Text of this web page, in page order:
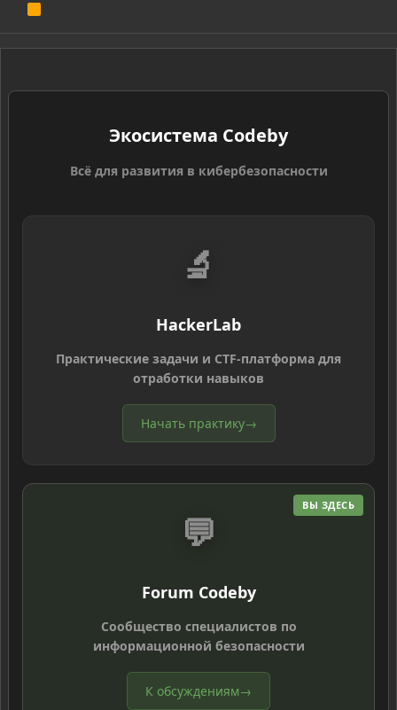
S
Экосистема Codeby
Всё для развития в кибербезопасности
🔬
HackerLab
Практические задачи и CTF-платформа для
отработки навыков
Начать практику→
ВЫ ЗДЕСЬ
💬
Forum Codeby
Сообщество специалистов по
информационной безопасности
К обсуждениям→